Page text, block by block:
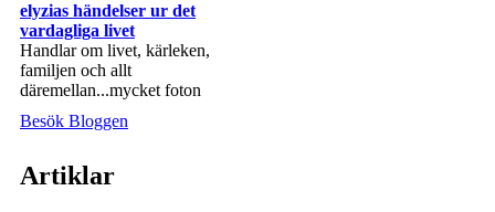
elyzias händelser ur det
vardagliga livet
Handlar om livet, kärleken,
familjen och allt
däremellan...mycket foton
Besök Bloggen
Artiklar